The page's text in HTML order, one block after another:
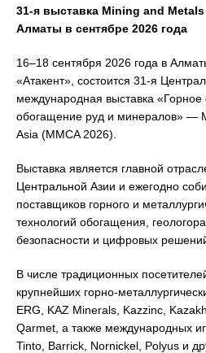
31-я выставка Mining and
Алматы в сентябре 2026 года
16–18 сентября 2026 года в
«Атакент», состоится 31-я
международная выставка
обогащение руд и минералов» —
Asia (MMCA 2026).
Выставка является главной
Центральной Азии и ежегодно
поставщиков горного и
технологий обогащения,
безопасности и цифровых
В числе традиционных
крупнейших горно-
ERG, KAZ Minerals, Kazzinc,
Qarmet, а также международных
Tinto, Barrick, Nornickel, Polyus и